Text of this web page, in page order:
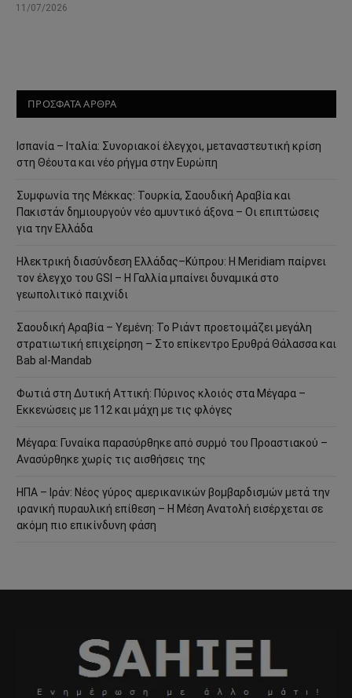
11/07/2026
ΠΡΟΣΦΑΤΑ ΑΡΘΡΑ
Ισπανία – Ιταλία: Συνοριακοί έλεγχοι, μεταναστευτική κρίση
στη Θέουτα και νέο ρήγμα στην Ευρώπη
Συμφωνία της Μέκκας: Τουρκία, Σαουδική Αραβία και
Πακιστάν δημιουργούν νέο αμυντικό άξονα – Οι επιπτώσεις
για την Ελλάδα
Ηλεκτρική διασύνδεση Ελλάδας–Κύπρου: Η Meridiam παίρνει
τον έλεγχο του GSI – Η Γαλλία μπαίνει δυναμικά στο
γεωπολιτικό παιχνίδι
Σαουδική Αραβία – Υεμένη: Το Ριάντ προετοιμάζει μεγάλη
στρατιωτική επιχείρηση – Στο επίκεντρο Ερυθρά Θάλασσα και
Bab al-Mandab
Φωτιά στη Δυτική Αττική: Πύρινος κλοιός στα Μέγαρα –
Εκκενώσεις με 112 και μάχη με τις φλόγες
Μέγαρα: Γυναίκα παρασύρθηκε από συρμό του Προαστιακού –
Ανασύρθηκε χωρίς τις αισθήσεις της
ΗΠΑ – Ιράν: Νέος γύρος αμερικανικών βομβαρδισμών μετά την
ιρανική πυραυλική επίθεση – Η Μέση Ανατολή εισέρχεται σε
ακόμη πιο επικίνδυνη φάση